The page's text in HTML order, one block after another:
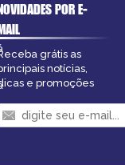
POR E-
grátis as
notícias,
e promoções